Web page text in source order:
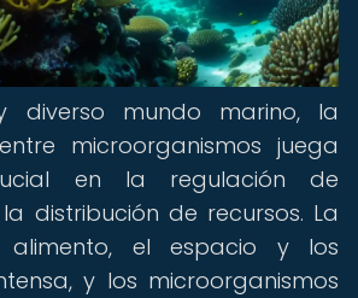
diverso mundo marino, la
microorganismos juega
en la regulación de
distribución de recursos. La
el espacio y los
y los microorganismos